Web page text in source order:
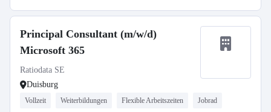
Principal Consultant (m/w/d)
Microsoft 365
Ratiodata SE
Duisburg
Vollzeit Weiterbildungen Flexible Arbeitszeiten Jobrad